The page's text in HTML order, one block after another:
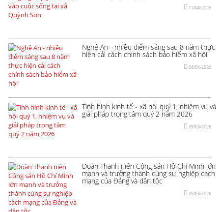
11/04/2026
Nghệ An - nhiều điểm sáng sau 8 năm thực
hiện cải cách chính sách bảo hiểm xã hội
04/04/2026
Tình hình kinh tế - xã hội quý 1, nhiệm vụ và
giải pháp trọng tâm quý 2 năm 2026
29/03/2026
Đoàn Thanh niên Cộng sản Hồ Chí Minh lớn
mạnh và trưởng thành cùng sự nghiệp cách
mạng của Đảng và dân tộc
26/03/2026